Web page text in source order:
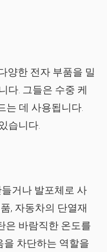
양한 전자 부품을 밀
다. 그들은 수중 케
는 데 사용됩니다.
습니다.
거나 발포체로 사
, 자동차의 단열재
은 바람직한 온도를
을 차단하는 역할을